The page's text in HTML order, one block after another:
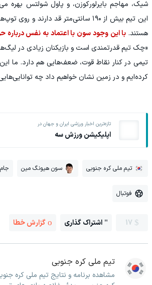
این تیم بیش از ۱۹۰ سانتی‌متر قد دارند
هستند. با این وجود سون با اعتماد به نفس
«چک تیم قدرتمندی است و بازیکنان زیادی در
تیمی در کنار نقاط قوت، ضعف‌هایی هم دارد. ما
کرده‌ایم و در زمین نشان خواهیم داد چه
تازه‌ترین اخبار ورزشی ایران و جهان در
اپلیکیشن ورزش سه
تیم ملی کره جنوبی سون هیونگ مین جام
فوتبال
17 اشتراک گذاری گزارش خطا
تیم ملی کره جنوبی
مشاهده برنامه و نتایج تیم ملی کره